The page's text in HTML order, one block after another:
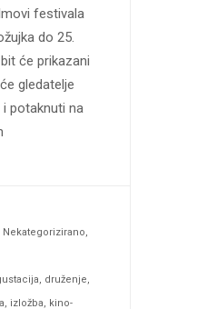
festivala
do 25.
će prikazani
gledatelje
potaknuti na
Nekategorizirano
druženje
izložba
kino-